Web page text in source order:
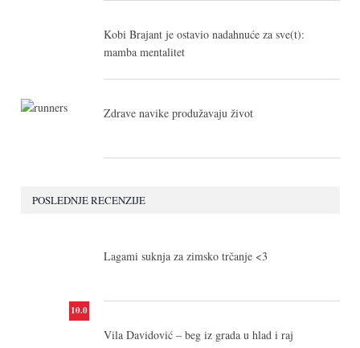
Kobi Brajant je ostavio nadahnuće za sve(t):
mamba mentalitet
Zdrave navike produžavaju život
POSLEDNJE RECENZIJE
Lagami suknja za zimsko trčanje <3
10.0
Vila Davidović – beg iz grada u hlad i raj